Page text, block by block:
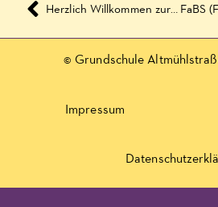
© Grundschule
Impressum